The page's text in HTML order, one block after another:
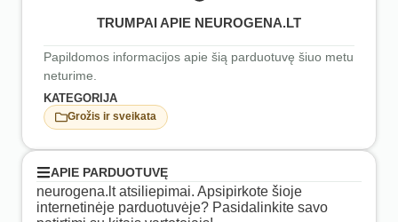
TRUMPAI APIE NEUROGENA.LT
Papildomos informacijos apie šią parduotuvę šiuo metu
neturime.
KATEGORIJA
Grožis ir sveikata
APIE PARDUOTUVĘ
neurogena.lt atsiliepimai. Apsipirkote šioje
internetinėje parduotuvėje? Pasidalinkite savo